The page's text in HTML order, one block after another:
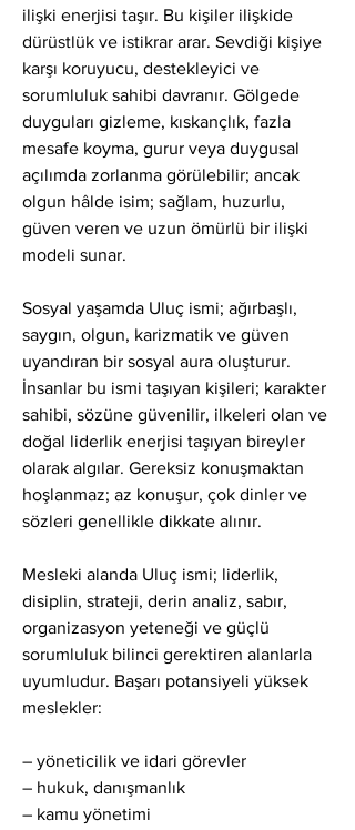
ilişki enerjisi taşır. Bu kişiler ilişkide
dürüstlük ve istikrar arar. Sevdiği kişiye
karşı koruyucu, destekleyici ve
sorumluluk sahibi davranır. Gölgede
duyguları gizleme, kıskançlık, fazla
mesafe koyma, gurur veya duygusal
açılımda zorlanma görülebilir; ancak
olgun hâlde isim; sağlam, huzurlu,
güven veren ve uzun ömürlü bir ilişki
modeli sunar.
Sosyal yaşamda Uluç ismi; ağırbaşlı,
saygın, olgun, karizmatik ve güven
uyandıran bir sosyal aura oluşturur.
İnsanlar bu ismi taşıyan kişileri; karakter
sahibi, sözüne güvenilir, ilkeleri olan ve
doğal liderlik enerjisi taşıyan bireyler
olarak algılar. Gereksiz konuşmaktan
hoşlanmaz; az konuşur, çok dinler ve
sözleri genellikle dikkate alınır.
Mesleki alanda Uluç ismi; liderlik,
disiplin, strateji, derin analiz, sabır,
organizasyon yeteneği ve güçlü
sorumluluk bilinci gerektiren alanlarla
uyumludur. Başarı potansiyeli yüksek
meslekler:
– yöneticilik ve idari görevler
– hukuk, danışmanlık
– kamu yönetimi